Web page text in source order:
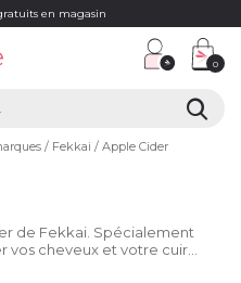
en magasin
0
Fekkai Apple Cider
de Fekkai. Spécialement
vos cheveux et votre cuir